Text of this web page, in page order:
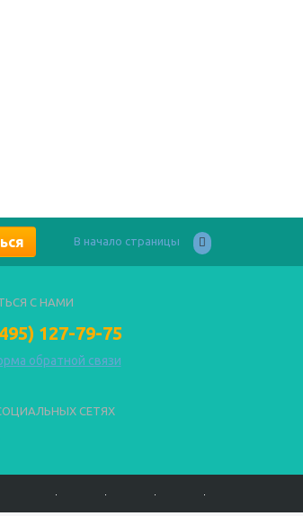
В начало страницы
С НАМИ
127-79-75
обратной связи
СЕТЯХ